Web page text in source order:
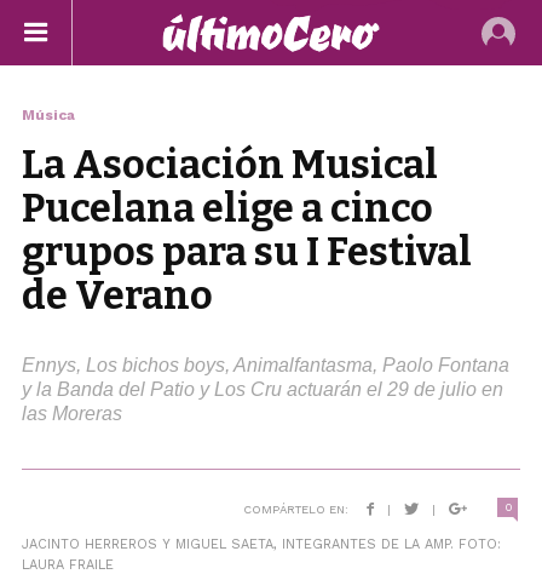
Música
La Asociación Musical
Pucelana elige a cinco
grupos para su I Festival
de Verano
Ennys, Los bichos boys, Animalfantasma, Paolo Fontana
y la Banda del Patio y Los Cru actuarán el 29 de julio en
las Moreras
COMPÁRTELO EN: | | 0
JACINTO HERREROS Y MIGUEL SAETA, INTEGRANTES DE LA AMP. FOTO:
LAURA FRAILE